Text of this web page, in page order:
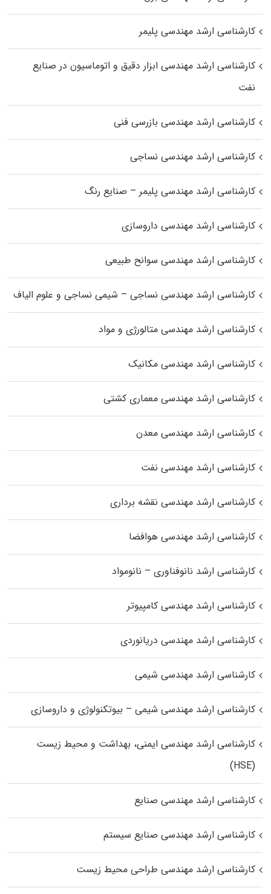
کارشناسی ارشد مهندسی پلیمر
کارشناسی ارشد مهندسی ابزار دقیق و اتوماسیون در صنایع
نفت
کارشناسی ارشد مهندسی بازرسی فنی
کارشناسی ارشد مهندسی نساجی
کارشناسی ارشد مهندسی پلیمر – صنایع رنگ
کارشناسی ارشد مهندسی داروسازی
کارشناسی ارشد مهندسی سوانح طبیعی
کارشناسی ارشد مهندسی نساجی – شیمی نساجی و علوم الیاف
کارشناسی ارشد مهندسی متالورژی و مواد
کارشناسی ارشد مهندسی مکانیک
کارشناسی ارشد مهندسی معماری کشتی
کارشناسی ارشد مهندسی معدن
کارشناسی ارشد مهندسی نفت
کارشناسی ارشد مهندسی نقشه برداری
کارشناسی ارشد مهندسی هوافضا
کارشناسی ارشد نانوفناوری – نانومواد
کارشناسی ارشد مهندسی کامپیوتر
کارشناسی ارشد مهندسی دریانوردی
کارشناسی ارشد مهندسی شیمی
کارشناسی ارشد مهندسی شیمی – بیوتکنولوژی و داروسازی
کارشناسی ارشد مهندسی ایمنی، بهداشت و محیط زیست
(HSE)
کارشناسی ارشد مهندسی صنایع
کارشناسی ارشد مهندسی صنایع سیستم
کارشناسی ارشد مهندسی طراحی محیط زیست